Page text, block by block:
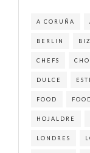
A CORUÑA
BERLIN
CHEFS
DULCE
FOOD
HOJALDRE
LONDRES